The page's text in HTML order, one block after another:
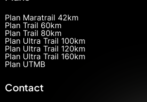
Plan Maratrail 42km
Plan Trail 60km
Plan Trail 80km
Plan Ultra Trail 100km
Plan Ultra Trail 120km
Plan Ultra Trail 160km
Plan UTMB
Contact